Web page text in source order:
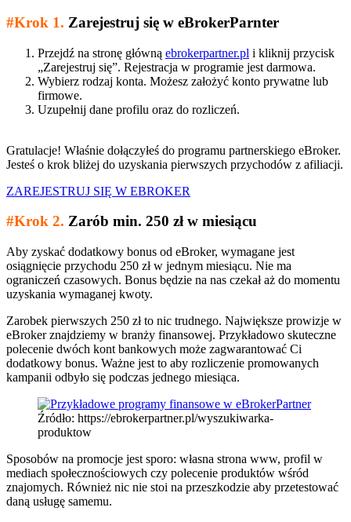
#Krok 1. Zarejestruj się w eBrokerParnter
Przejdź na stronę główną ebrokerpartner.pl i kliknij przycisk
„Zarejestruj się”. Rejestracja w programie jest darmowa.
Wybierz rodzaj konta. Możesz założyć konto prywatne lub
firmowe.
Uzupełnij dane profilu oraz do rozliczeń.
Gratulacje! Właśnie dołączyłeś do programu partnerskiego eBroker.
Jesteś o krok bliżej do uzyskania pierwszych przychodów z afiliacji.
ZAREJESTRUJ SIĘ W EBROKER
#Krok 2. Zarób min. 250 zł w miesiącu
Aby zyskać dodatkowy bonus od eBroker, wymagane jest
osiągnięcie przychodu 250 zł w jednym miesiącu. Nie ma
ograniczeń czasowych. Bonus będzie na nas czekał aż do momentu
uzyskania wymaganej kwoty.
Zarobek pierwszych 250 zł to nic trudnego. Największe prowizje w
eBroker znajdziemy w branży finansowej. Przykładowo skuteczne
polecenie dwóch kont bankowych może zagwarantować Ci
dodatkowy bonus. Ważne jest to aby rozliczenie promowanych
kampanii odbyło się podczas jednego miesiąca.
Źródło: https://ebrokerpartner.pl/wyszukiwarka-
produktow
Sposobów na promocje jest sporo: własna strona www, profil w
mediach społecznościowych czy polecenie produktów wśród
znajomych. Również nic nie stoi na przeszkodzie aby przetestować
daną usługę samemu.